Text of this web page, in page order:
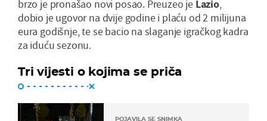
brzo je pronašao novi posao. Preuzeo je Lazio,
dobio je ugovor na dvije godine i plaću od 2 milijuna
eura godišnje, te se bacio na slaganje igračkog kadra
za iduću sezonu.
Tri vijesti o kojima se priča
POJAVILA SE SNIMKA